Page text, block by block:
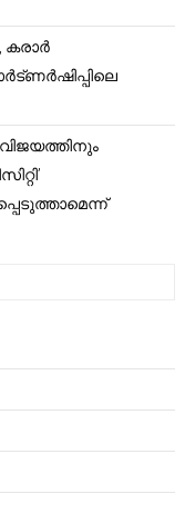
കരാർ
വിജയത്തിനും